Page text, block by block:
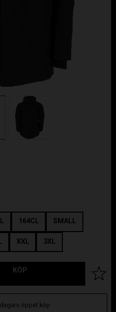
164CL SMALL
XXL 3XL
KÖP Lägg
öppet köp